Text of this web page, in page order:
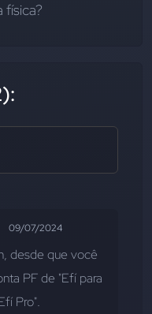
física?
09/07/2024
desde que você
PF de "Efí para
Pro".